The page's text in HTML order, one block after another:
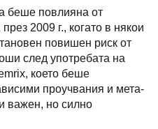
беше повлияна от
2009 г., когато в някои
повишен риск от
след употребата на
което беше
проучвания и мета-
важен, но силно